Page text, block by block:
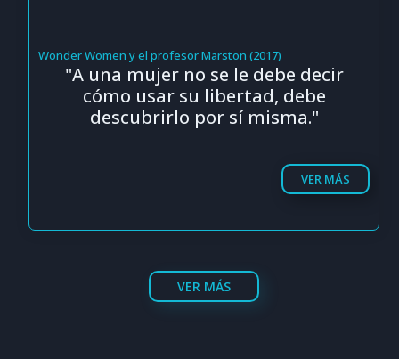
Wonder Women y el profesor Marston (2017)
"A una mujer no se le debe decir
cómo usar su libertad, debe
descubrirlo por sí misma."
VER MÁS
VER MÁS